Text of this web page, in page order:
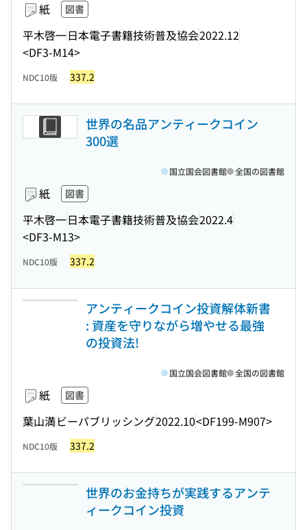
紙 図書
平木啓一日本電子書籍技術普及協会2022.12
<DF3-M14>
NDC10版 337.2
世界の名品アンティークコイン
300選
紙 図書
平木啓一日本電子書籍技術普及協会2022.4
<DF3-M13>
国立国会図書館 全国の図書館
NDC10版 337.2
アンティークコイン投資解体新書
: 資産を守りながら増やせる最強
の投資法!
紙 図書
葉山満ビーパブリッシング2022.10<DF199-M907>
国立国会図書館 全国の図書館
NDC10版 337.2
世界のお金持ちが実践するアンテ
ィークコイン投資